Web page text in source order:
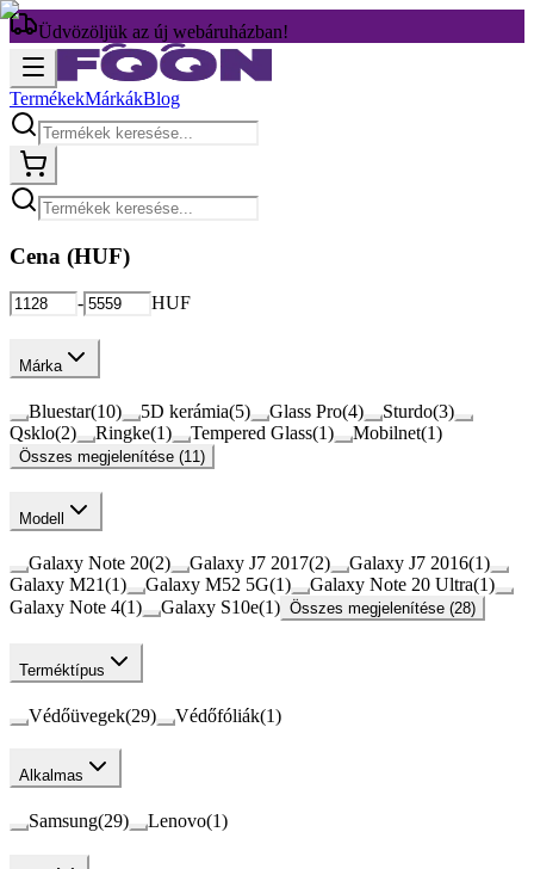
Üdvözöljük az új webáruházban!
TermékekMárkákBlog
Cena (HUF)
- HUF
Márka
Bluestar(10) 5D kerámia(5) Glass Pro(4) Sturdo(3)
Qsklo(2) Ringke(1) Tempered Glass(1) Mobilnet(1)
Összes megjelenítése (11)
Modell
Galaxy Note 20(2) Galaxy J7 2017(2) Galaxy J7 2016(1)
Galaxy M21(1) Galaxy M52 5G(1) Galaxy Note 20 Ultra(1)
Galaxy Note 4(1) Galaxy S10e(1) Összes megjelenítése (28)
Terméktípus
Védőüvegek(29) Védőfóliák(1)
Alkalmas
Samsung(29) Lenovo(1)